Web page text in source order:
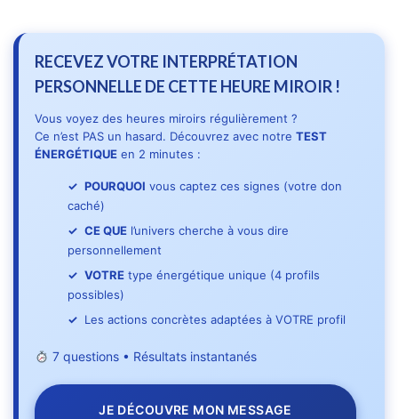
RECEVEZ VOTRE INTERPRÉTATION
PERSONNELLE DE CETTE HEURE MIROIR !
Vous voyez des heures miroirs régulièrement ?
Ce n’est PAS un hasard. Découvrez avec notre TEST
ÉNERGÉTIQUE en 2 minutes :
POURQUOI vous captez ces signes (votre don
caché)
CE QUEl’univers cherche à vous dire
personnellement
VOTREtype énergétique unique (4 profils
possibles)
Les actions concrètes adaptées à VOTRE profil
7 questions • Résultats instantanés
JE DÉCOUVRE MON MESSAGE